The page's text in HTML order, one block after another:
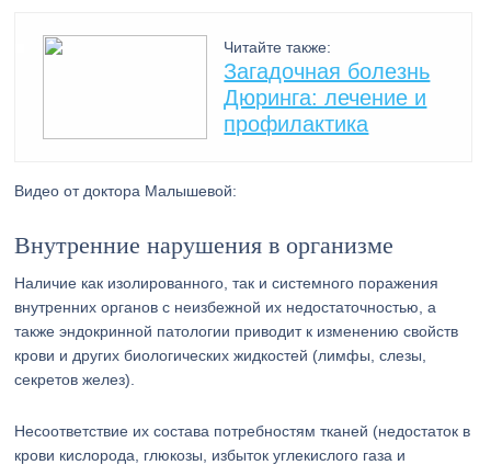
Читайте также:
Загадочная болезнь
Дюринга: лечение и
профилактика
Видео от доктора Малышевой:
Внутренние нарушения в организме
Наличие как изолированного, так и системного поражения
внутренних органов с неизбежной их недостаточностью, а
также эндокринной патологии приводит к изменению свойств
крови и других биологических жидкостей (лимфы, слезы,
секретов желез).
Несоответствие их состава потребностям тканей (недостаток в
крови кислорода, глюкозы, избыток углекислого газа и